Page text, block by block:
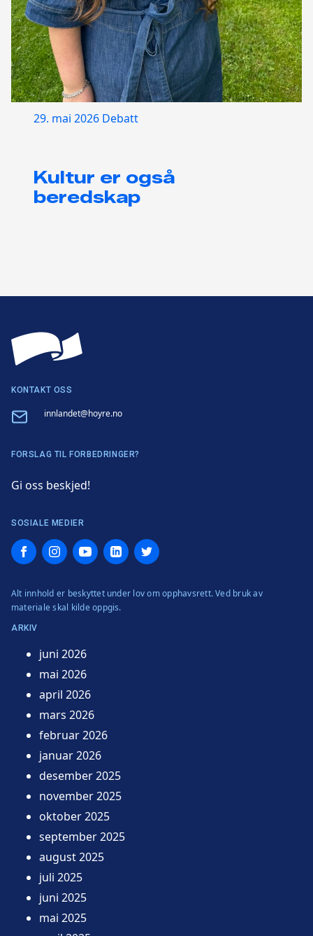
29. mai 2026 Debatt
Kultur er også
beredskap
KONTAKT OSS
Email innlandet@hoyre.no
FORSLAG TIL FORBEDRINGER?
Gi oss beskjed!
SOSIALE MEDIER
FacebookInstagramYouTubeLinkedInTwitter
Alt innhold er beskyttet under lov om opphavsrett. Ved bruk av
materiale skal kilde oppgis.
ARKIV
juni 2026
mai 2026
april 2026
mars 2026
februar 2026
januar 2026
desember 2025
november 2025
oktober 2025
september 2025
august 2025
juli 2025
juni 2025
mai 2025